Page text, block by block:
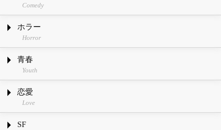
Comedy
ホラー
Horror
青春
Youth
恋愛
Love
SF